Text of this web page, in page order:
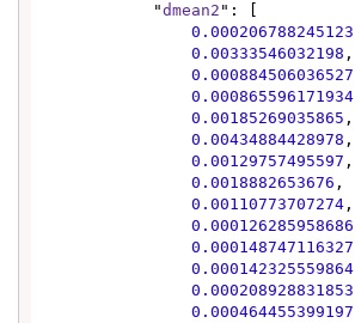
            "
dmean2 ": [
0.000206788245123
0.00333546032198 ,
0.000884506036527
0.000865596171934
0.00185269035865 ,
0.00434884428978 ,
0.00129757495597 ,
0.0018882653676 ,
0.00110773707274 ,
0.000126285958686
0.000148747116327
0.000142325559864
0.000208928831853
0.000464455399197